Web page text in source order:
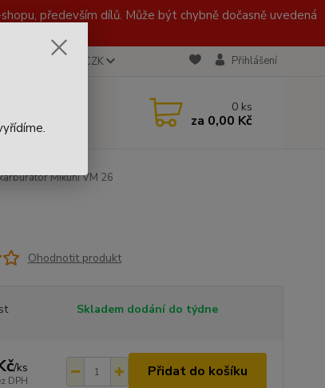
především dílů. Může být chybně dočasně uvedená
CZK Přihlášení
0 ks
za 0,00 Kč
Mikuni VM 26
Ohodnotit produkt
Skladem dodání do týdne
/ks
DPH
Přidat do košíku